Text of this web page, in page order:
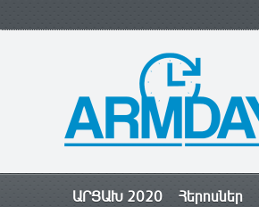
ԱՐՑԱԽ 2020 Հերոսներ